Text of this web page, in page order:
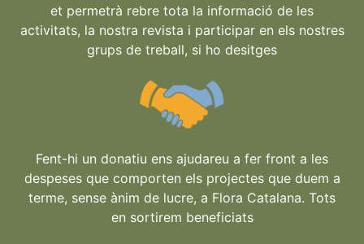
et permetrà rebre tota la informació de les
activitats, la nostra revista i participar en els nostres
grups de treball, si ho desitges
Fent-hi un donatiu ens ajudareu a fer front a les
despeses que comporten els projectes que duem a
terme, sense ànim de lucre, a Flora Catalana. Tots
en sortirem beneficiats